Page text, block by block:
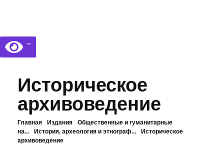
’’
Главная Издания
Общественные и гуманитарные
на...
История, археология и этнограф...
Историческое
архивоведение
Историческое
архивоведение